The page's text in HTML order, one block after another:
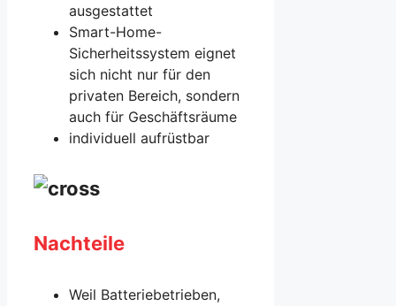
ausgestattet
Smart-Home-
Sicherheitssystem eignet
sich nicht nur für den
privaten Bereich, sondern
auch für Geschäftsräume
individuell aufrüstbar
Nachteile
Weil Batteriebetrieben,